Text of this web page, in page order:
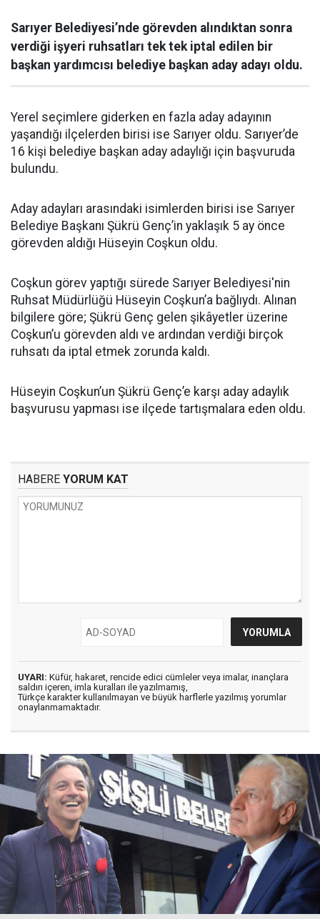
Sarıyer Belediyesi’nde görevden alındıktan sonra
verdiği işyeri ruhsatları tek tek iptal edilen bir
başkan yardımcısı belediye başkan aday adayı oldu.
Yerel seçimlere giderken en fazla aday adayının
yaşandığı ilçelerden birisi ise Sarıyer oldu. Sarıyer’de
16 kişi belediye başkan aday adaylığı için başvuruda
bulundu.
Aday adayları arasındaki isimlerden birisi ise Sarıyer
Belediye Başkanı Şükrü Genç’in yaklaşık 5 ay önce
görevden aldığı Hüseyin Coşkun oldu.
Coşkun görev yaptığı sürede Sarıyer Belediyesi'nin
Ruhsat Müdürlüğü Hüseyin Coşkun’a bağlıydı. Alınan
bilgilere göre; Şükrü Genç gelen şikâyetler üzerine
Coşkun’u görevden aldı ve ardından verdiği birçok
ruhsatı da iptal etmek zorunda kaldı.
Hüseyin Coşkun’un Şükrü Genç’e karşı aday adaylık
başvurusu yapması ise ilçede tartışmalara eden oldu.
HABERE YORUM KAT
UYARI: Küfür, hakaret, rencide edici cümleler veya imalar, inançlara
saldırı içeren, imla kuralları ile yazılmamış,
Türkçe karakter kullanılmayan ve büyük harflerle yazılmış yorumlar
onaylanmamaktadır.